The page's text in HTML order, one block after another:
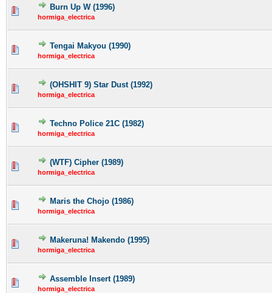
Burn Up W (1996)
hormiga_electrica
Tengai Makyou (1990)
hormiga_electrica
(OHSHIT 9) Star Dust (1992)
hormiga_electrica
Techno Police 21C (1982)
hormiga_electrica
(WTF) Cipher (1989)
hormiga_electrica
Maris the Chojo (1986)
hormiga_electrica
Makeruna! Makendo (1995)
hormiga_electrica
Assemble Insert (1989)
hormiga_electrica